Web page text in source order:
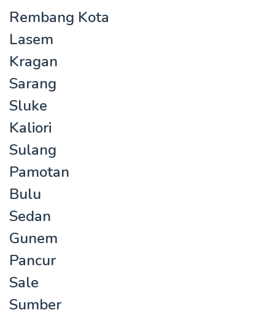
Rembang Kota
Lasem
Kragan
Sarang
Sluke
Kaliori
Sulang
Pamotan
Bulu
Sedan
Gunem
Pancur
Sale
Sumber